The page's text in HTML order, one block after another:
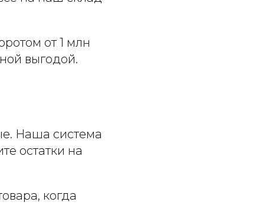
от 1 млн
выгодой.
Наша система
остатки на
когда